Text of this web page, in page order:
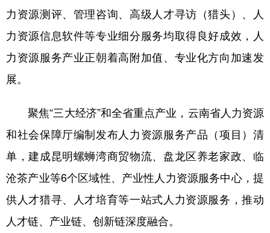
力资源测评、管理咨询、高级人才寻访（猎头）、人
力资源信息软件等专业细分服务均取得良好成效，人
力资源服务产业正朝着高附加值、专业化方向加速发
展。
聚焦“三大经济”和全省重点产业，云南省人力资源
和社会保障厅编制发布人力资源服务产品（项目）清
单，建成昆明螺蛳湾商贸物流、盘龙区养老家政、临
沧茶产业等6个区域性、产业性人力资源服务中心，提
供人才猎寻、人才培育等一站式人力资源服务，推动
人才链、产业链、创新链深度融合。